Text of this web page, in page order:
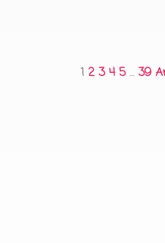
1 2 3 4 5 … 39